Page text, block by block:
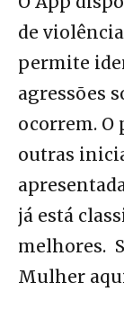
de
permite
agressões
ocorrem. O
outras
já está
melhores.
Mulher